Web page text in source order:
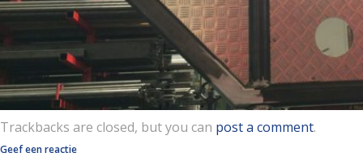
Trackbacks are closed, but you can post a comment.
Geef een reactie